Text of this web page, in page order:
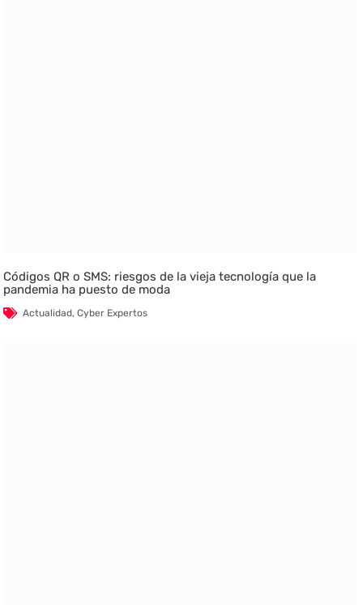
Códigos QR o SMS: riesgos de la vieja tecnología que la
pandemia ha puesto de moda
Actualidad,Cyber Expertos